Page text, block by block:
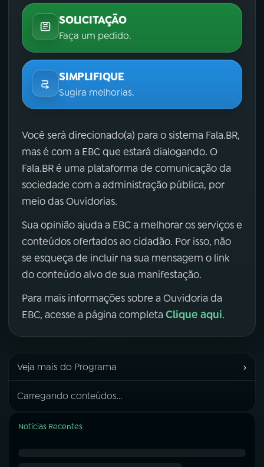
SOLICITAÇÃO
Faça um pedido.
SIMPLIFIQUE
Sugira melhorias.
Você será direcionado(a) para o sistema Fala.BR,
mas é com a EBC que estará dialogando. O
Fala.BR é uma plataforma de comunicação da
sociedade com a administração pública, por
meio das Ouvidorias.
Sua opinião ajuda a EBC a melhorar os serviços e
conteúdos ofertados ao cidadão. Por isso, não
se esqueça de incluir na sua mensagem o link
do conteúdo alvo de sua manifestação.
Para mais informações sobre a Ouvidoria da
EBC, acesse a página completa Clique aqui.
Veja mais do Programa ›
Carregando conteúdos...
Notícias Recentes